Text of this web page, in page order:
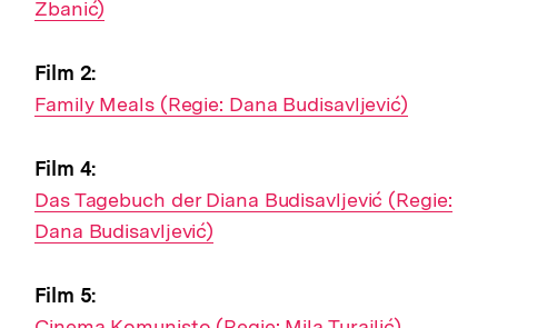
Link:
Žbanić)
Film 2:
Interner
Family Meals (Regie: Dana Budisavljević)
Film 4:
Interner
Link:
Das Tagebuch der Diana Budisavljević (Regie:
Dana Budisavljević)
Film 5: